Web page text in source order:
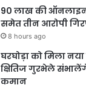
90 लाख की
समेत तीन आरोपी
8 hours ago
घरघोड़ा को मिला
क्षितिज गुरभेले
कमान